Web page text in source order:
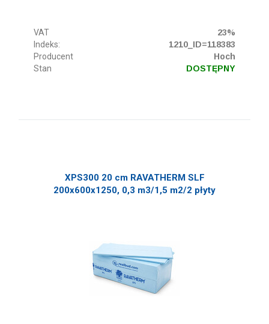
VAT
23%
Indeks:
1210_ID=118383
Producent
Hoch
Stan
DOSTĘPNY
XPS300 20 cm RAVATHERM SLF
200x600x1250, 0,3 m3/1,5 m2/2 płyty